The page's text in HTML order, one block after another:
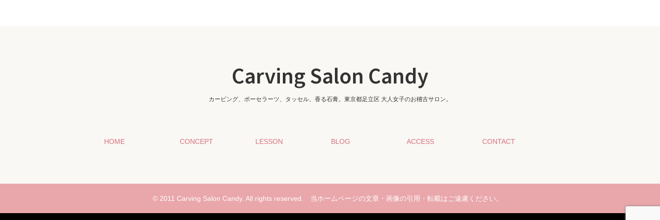
Carving Salon Candy
カービング、ポーセラーツ、タッセル、香る石膏。東京都足立区 大人女子のお稽古サロン。
HOME CONCEPT LESSON BLOG ACCESS CONTACT
© 2011 Carving Salon Candy. All rights reserved. 当ホームページの文章・画像の引用・転載はご遠慮ください。